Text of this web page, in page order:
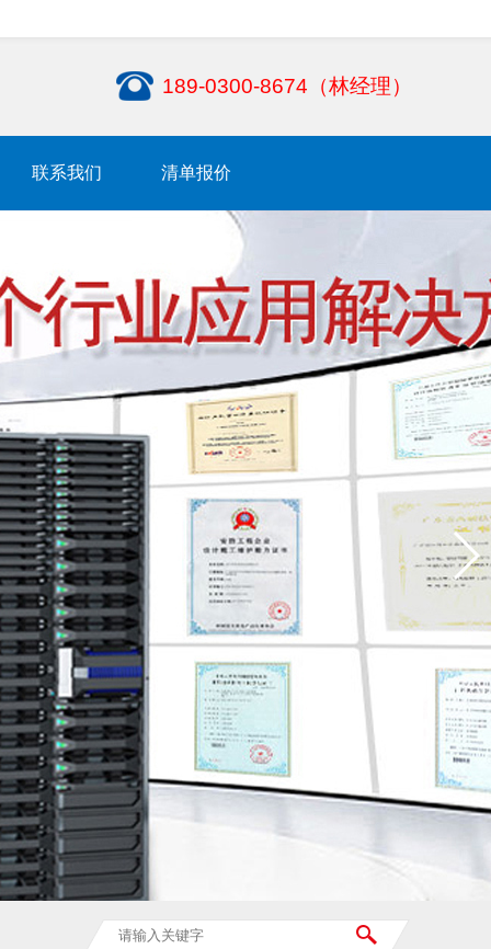
189-0300-8674（林经理）
联系我们 清单报价